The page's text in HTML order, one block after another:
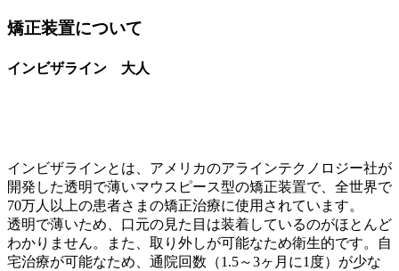
矯正装置について
インビザライン 大人
インビザラインとは、アメリカのアラインテクノロジー社が
開発した透明で薄いマウスピース型の矯正装置で、全世界で
70万人以上の患者さまの矯正治療に使用されています。
透明で薄いため、口元の見た目は装着しているのがほとんど
わかりません。また、取り外しが可能なため衛生的です。自
宅治療が可能なため、通院回数（1.5～3ヶ月に1度）が少な